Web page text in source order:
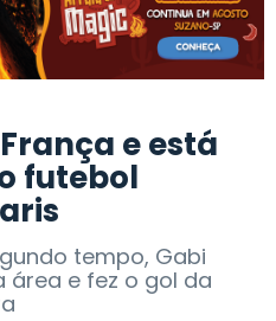
e está
futebol
tempo, Gabi
área e fez o gol da